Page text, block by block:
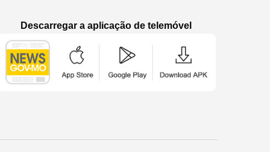
Descarregar a aplicação de telemóvel